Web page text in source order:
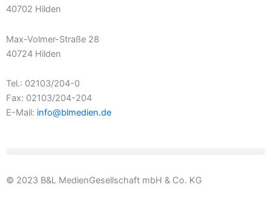
40702 Hilden
Max-Volmer-Straße 28
40724 Hilden
Tel.: 02103/204-0
Fax: 02103/204-204
E-Mail: info@blmedien.de
© 2023 B&L MedienGesellschaft mbH & Co. KG